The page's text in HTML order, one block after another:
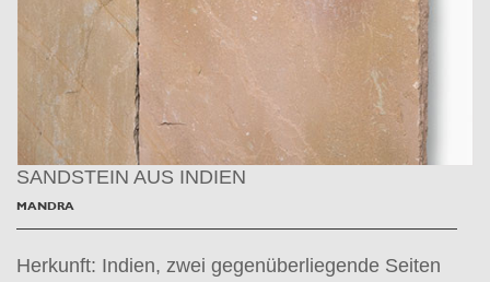
SANDSTEIN AUS INDIEN
MANDRA
Herkunft: Indien, zwei gegenüberliegende Seiten